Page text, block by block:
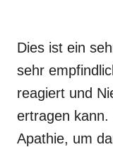
Dies ist ein
sehr
reagiert und
ertragen
Apathie, um